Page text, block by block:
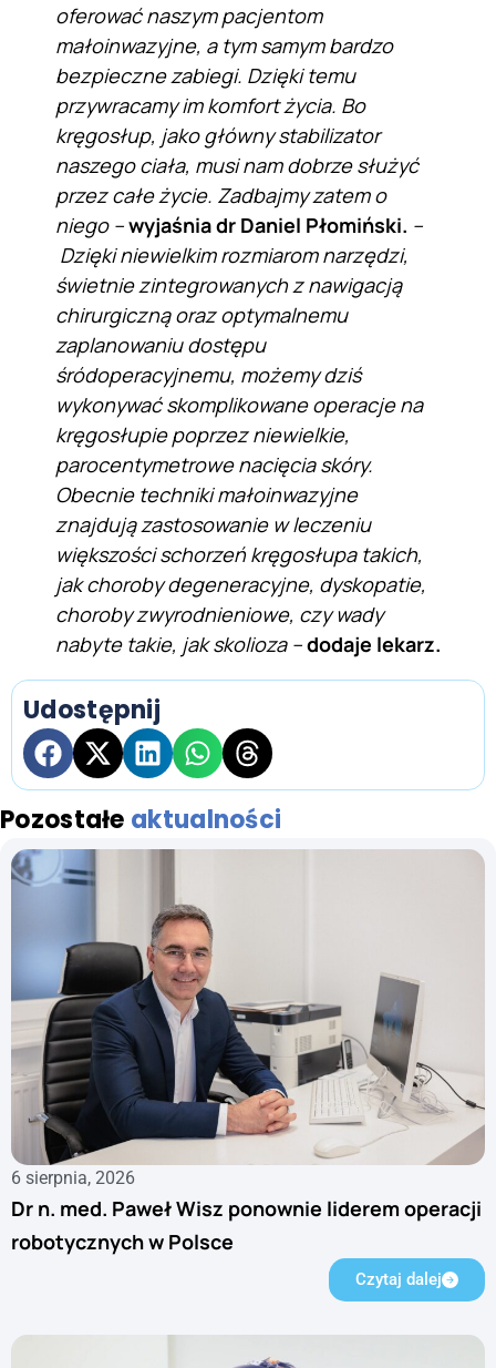
oferować naszym pacjentom
małoinwazyjne, a tym samym bardzo
bezpieczne zabiegi. Dzięki temu
przywracamy im komfort życia. Bo
kręgosłup, jako główny stabilizator
naszego ciała, musi nam dobrze służyć
przez całe życie. Zadbajmy zatem o
niego –wyjaśnia dr Daniel Płomiński. –
Dzięki niewielkim rozmiarom narzędzi,
świetnie zintegrowanych z nawigacją
chirurgiczną oraz optymalnemu
zaplanowaniu dostępu
śródoperacyjnemu, możemy dziś
wykonywać skomplikowane operacje na
kręgosłupie poprzez niewielkie,
parocentymetrowe nacięcia skóry.
Obecnie techniki małoinwazyjne
znajdują zastosowanie w leczeniu
większości schorzeń kręgosłupa takich,
jak choroby degeneracyjne, dyskopatie,
choroby zwyrodnieniowe, czy wady
nabyte takie, jak skolioza –dodaje lekarz.
Udostępnij
Pozostałe aktualności
6 sierpnia, 2026
Dr n. med. Paweł Wisz ponownie liderem operacji
robotycznych w Polsce
Czytaj dalej